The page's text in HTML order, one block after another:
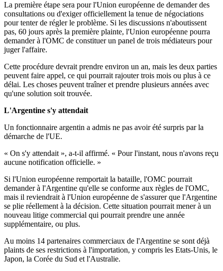
La première étape sera pour l'Union européenne de demander des
consultations ou d'exiger officiellement la tenue de négociations
pour tenter de régler le problème. Si les discussions n'aboutissent
pas, 60 jours après la première plainte, l'Union européenne pourra
demander à l'OMC de constituer un panel de trois médiateurs pour
juger l'affaire.
Cette procédure devrait prendre environ un an, mais les deux parties
peuvent faire appel, ce qui pourrait rajouter trois mois ou plus à ce
délai. Les choses peuvent traîner et prendre plusieurs années avec
qu'une solution soit trouvée.
L'Argentine s'y attendait
Un fonctionnaire argentin a admis ne pas avoir été surpris par la
démarche de l'UE.
« On s'y attendait », a-t-il affirmé. « Pour l'instant, nous n'avons reçu
aucune notification officielle. »
Si l'Union européenne remportait la bataille, l'OMC pourrait
demander à l'Argentine qu'elle se conforme aux règles de l'OMC,
mais il reviendrait à l'Union européenne de s'assurer que l'Argentine
se plie réellement à la décision. Cette situation pourrait mener à un
nouveau litige commercial qui pourrait prendre une année
supplémentaire, ou plus.
Au moins 14 partenaires commerciaux de l'Argentine se sont déjà
plaints de ses restrictions à l'importation, y compris les Etats-Unis, le
Japon, la Corée du Sud et l'Australie.